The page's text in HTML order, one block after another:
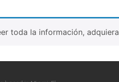
toda la información, adquiera